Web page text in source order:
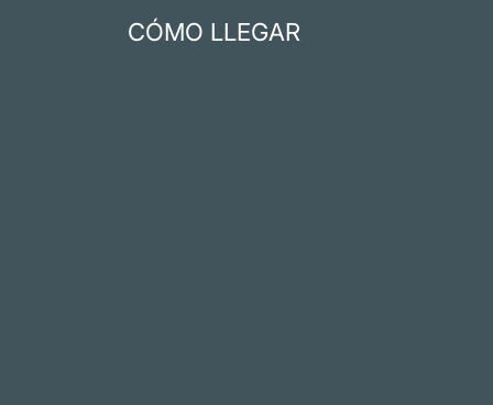
CÓMO LLEGAR